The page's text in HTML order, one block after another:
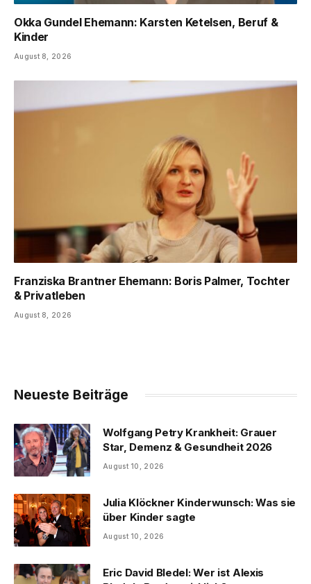
Okka Gundel Ehemann: Karsten Ketelsen, Beruf &
Kinder
August 8, 2026
Franziska Brantner Ehemann: Boris Palmer, Tochter
& Privatleben
August 8, 2026
Neueste Beiträge
Wolfgang Petry Krankheit: Grauer
Star, Demenz & Gesundheit 2026
August 10, 2026
Julia Klöckner Kinderwunsch: Was sie
über Kinder sagte
August 10, 2026
Eric David Bledel: Wer ist Alexis